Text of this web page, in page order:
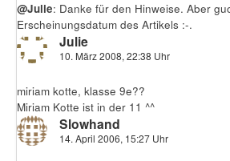
@Julie: Danke für den Hinweise. Aber
Erscheinungsdatum des Artikels :-.
Julie
10. März 2008, 22:38 Uhr
miriam kotte, klasse 9e??
Miriam Kotte ist in der 11 ^^
Slowhand
14. April 2006, 15:27 Uhr